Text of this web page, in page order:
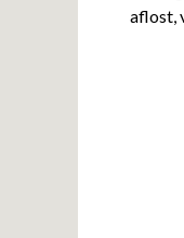
aflost,